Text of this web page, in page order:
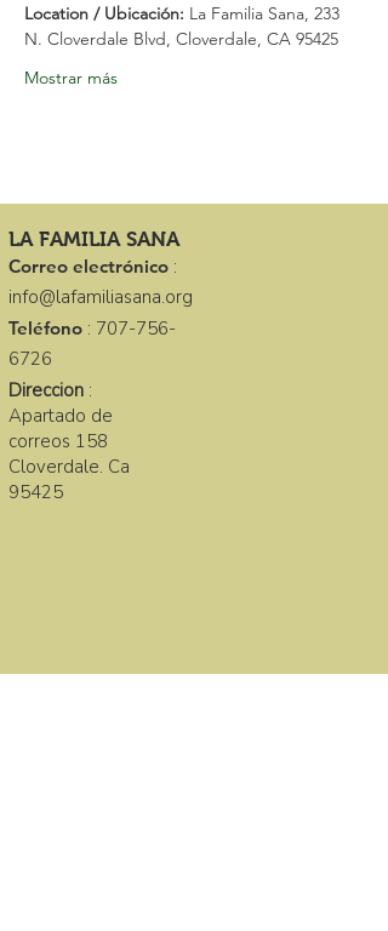
Location / Ubicación: La Familia Sana, 233
N. Cloverdale Blvd, Cloverdale, CA 95425
Mostrar más
LA FAMILIA SANA
Correo electrónico :
info@lafamiliasana.org
Teléfono : 707-756-
6726
Direccion :
Apartado de
correos 158
Cloverdale. Ca
95425